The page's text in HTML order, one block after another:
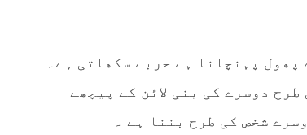
پہنچانا ہے حربے سکھاتی ہے۔
دوسرے کی بنی لائن کے پیچھے
شخص کی طرح بننا ہے ۔